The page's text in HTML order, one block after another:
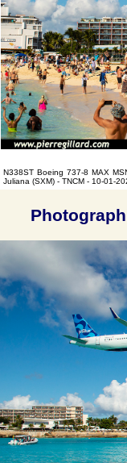
N338ST Boeing 737-8 MAX
Juliana (SXM) - TNCM - 10-01-